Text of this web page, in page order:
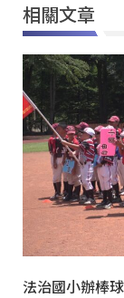
相關文章
法治國小辦棒